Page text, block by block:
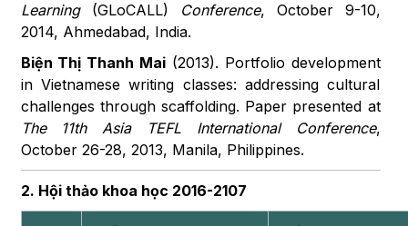
Learning(GLoCALL) Conference, October 9-10,
2014, Ahmedabad, India.
Biện Thị Thanh Mai (2013). Portfolio development
in Vietnamese writing classes: addressing cultural
challenges through scaffolding. Paper presented at
The 11th Asia TEFL International Conference,
October 26-28, 2013, Manila, Philippines.
2. Hội thảo khoa học 2016-2107